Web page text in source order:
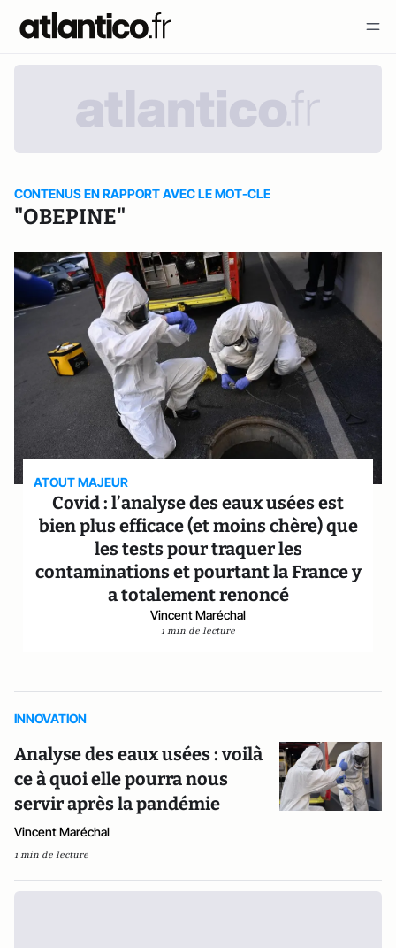
CONTENUS EN RAPPORT AVEC LE MOT-CLE
"OBEPINE"
ATOUT MAJEUR
Covid : l’analyse des eaux usées est
bien plus efficace (et moins chère) que
les tests pour traquer les
contaminations et pourtant la France y
a totalement renoncé
Vincent Maréchal
1 min de lecture
INNOVATION
Analyse des eaux usées : voilà
ce à quoi elle pourra nous
servir après la pandémie
Vincent Maréchal
1 min de lecture